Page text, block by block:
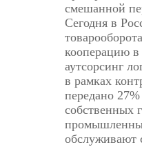
смешанной
Сегодня в
кооперацию в
аутсорсинг
в рамках
передано
собственных
обслуживают